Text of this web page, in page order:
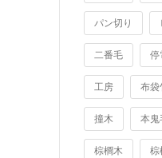
パン切り
二番毛 停
工房 布袋
撞木 本鬼
棕櫚木 棕